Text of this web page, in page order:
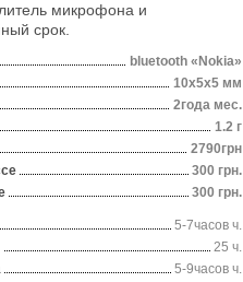
микрофона и
срок.
bluetooth «Nokia»
10x5x5 мм
2года мес.
1.2 г
2790грн
300 грн.
300 грн.
5-7часов ч.
25 ч.
5-9часов ч.